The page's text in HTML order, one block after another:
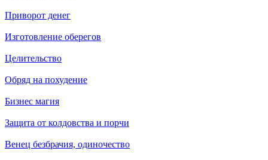
Приворот денег
Изготовление оберегов
Целительство
Обряд на похудение
Бизнес магия
Защита от колдовства и порчи
Венец безбрачия, одиночество